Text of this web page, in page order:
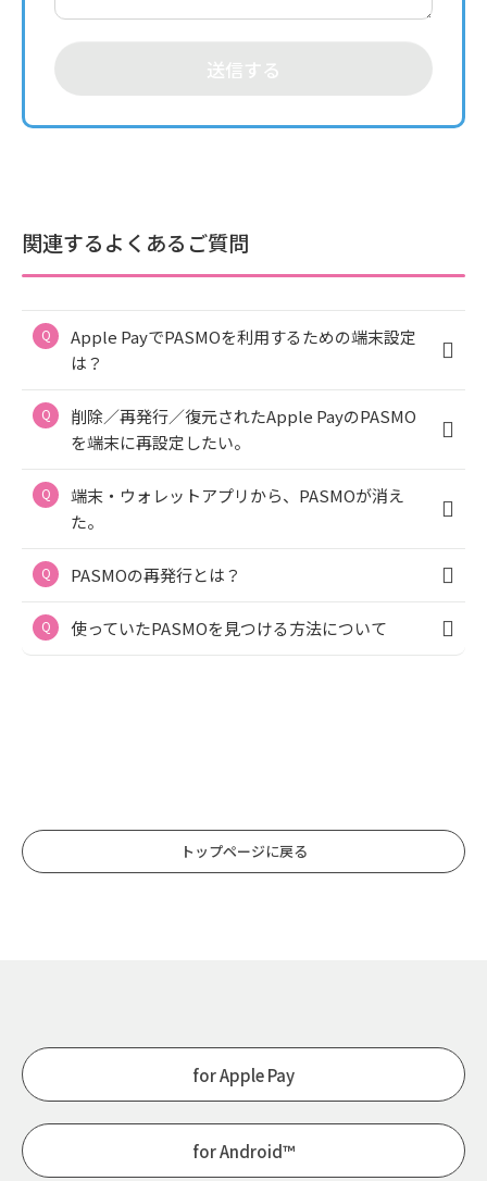
送信する
関連するよくあるご質問
Apple PayでPASMOを利用するための端末設定
は？
削除／再発行／復元されたApple PayのPASMO
を端末に再設定したい。
端末・ウォレットアプリから、PASMOが消え
た。
PASMOの再発行とは？
使っていたPASMOを見つける方法について
トップページに戻る
for Apple Pay
for Android™